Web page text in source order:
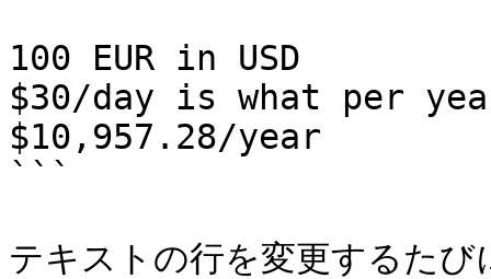
100 EUR in USD
$30/day is what per
$10,957.28/year
```
テキストの行を変更するた